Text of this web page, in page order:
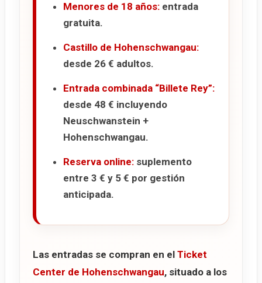
Menores de 18 años: entrada
gratuita.
Castillo de Hohenschwangau:
desde 26 € adultos.
Entrada combinada “Billete Rey”:
desde 48 € incluyendo
Neuschwanstein +
Hohenschwangau.
Reserva online: suplemento
entre 3 € y 5 € por gestión
anticipada.
Las entradas se compran en el Ticket
Center de Hohenschwangau, situado a los